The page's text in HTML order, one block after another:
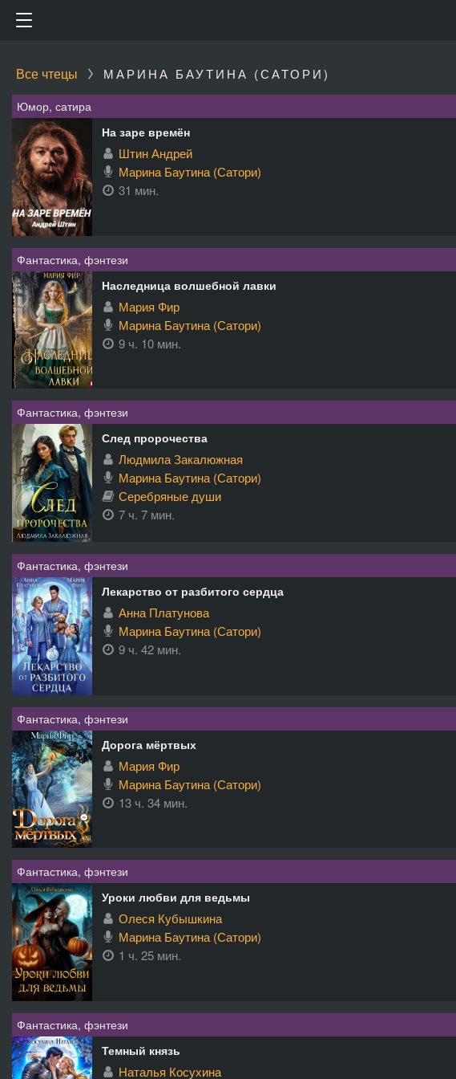
Все чтецы МАРИНА БАУТИНА (САТОРИ)
Юмор, сатира
На заре времён
Штин Андрей
Марина Баутина (Сатори)
31 мин.
Фантастика, фэнтези
Наследница волшебной лавки
Мария Фир
Марина Баутина (Сатори)
9 ч. 10 мин.
Фантастика, фэнтези
След пророчества
Людмила Закалюжная
Марина Баутина (Сатори)
Серебряные души
7 ч. 7 мин.
Фантастика, фэнтези
Лекарство от разбитого сердца
Анна Платунова
Марина Баутина (Сатори)
9 ч. 42 мин.
Фантастика, фэнтези
Дорога мёртвых
Мария Фир
Марина Баутина (Сатори)
13 ч. 34 мин.
Фантастика, фэнтези
Уроки любви для ведьмы
Олеся Кубышкина
Марина Баутина (Сатори)
1 ч. 25 мин.
Фантастика, фэнтези
Темный князь
Наталья Косухина